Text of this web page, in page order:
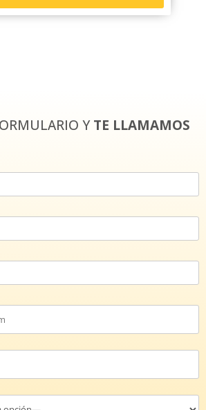
YTE LLAMAMOS